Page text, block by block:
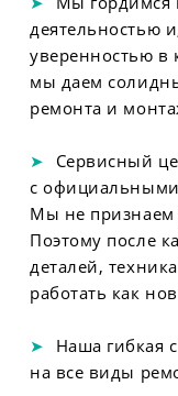
деятельностью
уверенностью в
мы даем
ремонта и
Сервисный
с
Мы не признаем
Поэтому после
деталей,
работать как
Наша гибкая
на все виды